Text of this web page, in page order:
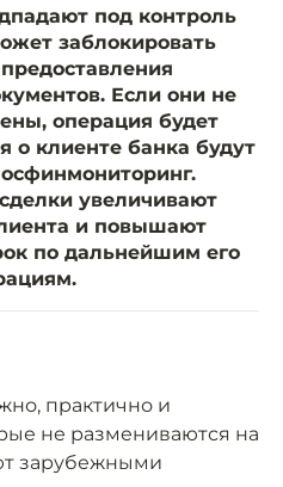
под контроль
заблокировать
Если они не
операция будет
о клиенте банка будут
увеличивают
и повышают
по дальнейшим его
практично и
не размениваются на
зарубежными